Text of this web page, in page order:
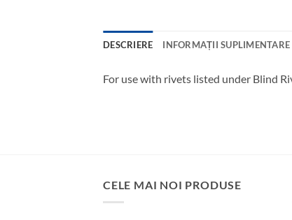
DESCRIERE INFORMAȚII SUPLIMENTARE
For use with rivets listed under Blind
CELE MAI NOI PRODUSE